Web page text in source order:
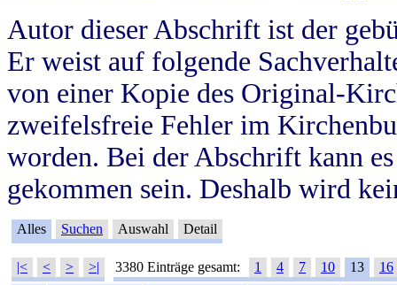
Autor dieser Abschrift ist der
Er weist auf folgende
von einer Kopie des Original-
zweifelsfreie Fehler im
worden. Bei der Abschrift kann
gekommen sein. Deshalb wird
Alles Suchen Auswahl Detail
|< < > >| 3380 Einträge gesamt: 1 4 7 10 13
16